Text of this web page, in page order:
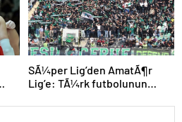
SÃ¼per Lig’den AmatÃ¶r
Lig’e: TÃ¼rk futbolunun
gÃ¶rdÃ¼